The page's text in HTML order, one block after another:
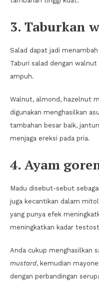
3. Taburkan
Salad dapat jadi
Taburi salad dengan walnut
ampuh.
Walnut, almond, hazelnut
digunakan menghasilkan
tambahan besar baik,
menjaga ereksi pada pria.
4. Ayam
Madu disebut-sebut
juga kecantikan dalam
yang punya efek
meningkatkan kadar
Anda cukup menghasilkan
mustard, kemudian
dengan perbandingan